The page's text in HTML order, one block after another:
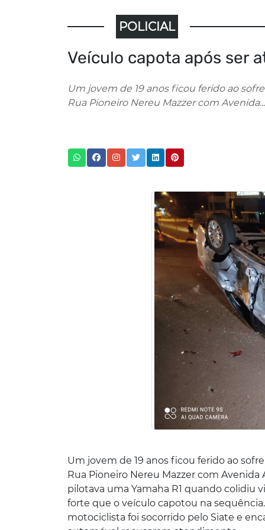
POLICIAL
Veículo capota após ser
Um jovem de 19 anos ficou ferido ao
Rua Pioneiro Nereu Mazzer com Avenida...
Um jovem de 19 anos ficou ferido ao
Rua Pioneiro Nereu Mazzer com
pilotava uma Yamaha R1 quando
forte que o veículo capotou na
motociclista foi socorrido pelo Siate e